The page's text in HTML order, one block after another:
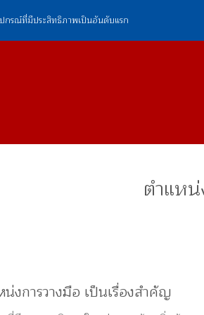
กรณ์ที่มีประสิทธิภาพเป็นอันดับแรก
ตำแหน่
งการวางมือ เป็นเรื่องสำคัญ